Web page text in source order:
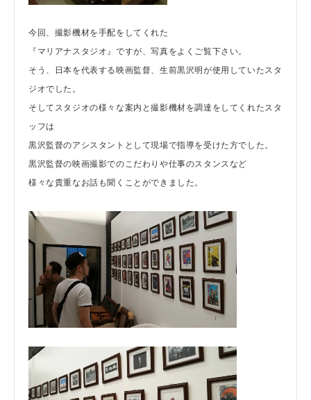
今回、撮影機材を手配をしてくれた
『マリアナスタジオ』ですが、写真をよくご覧下さい。
そう、日本を代表する映画監督、生前黒沢明が使用していたスタ
ジオでした。
そしてスタジオの様々な案内と撮影機材を調達をしてくれたスタ
ッフは
黒沢監督のアシスタントとして現場で指導を受けた方でした。
黒沢監督の映画撮影でのこだわりや仕事のスタンスなど
様々な貴重なお話も聞くことができました。